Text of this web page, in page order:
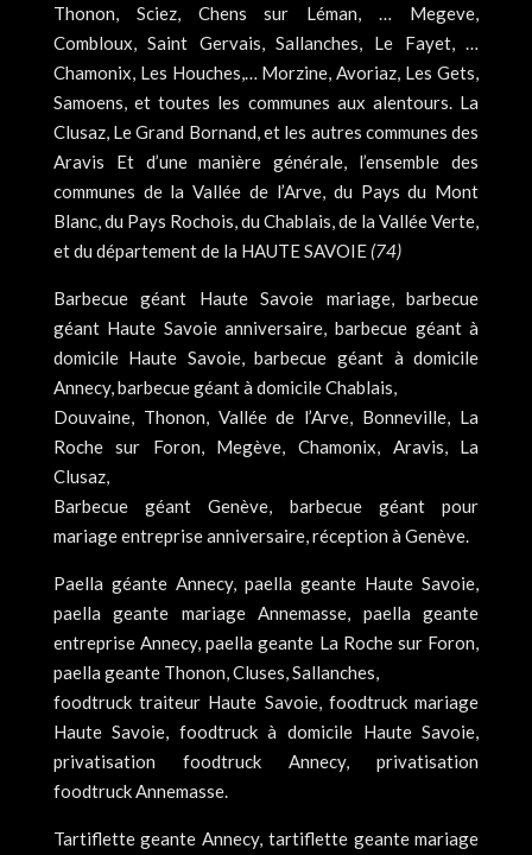
Thonon, Sciez, Chens sur Léman, … Megeve,
Combloux, Saint Gervais, Sallanches, Le Fayet, …
Chamonix, Les Houches,… Morzine, Avoriaz, Les Gets,
Samoens, et toutes les communes aux alentours. La
Clusaz, Le Grand Bornand, et les autres communes des
Aravis Et d’une manière générale, l’ensemble des
communes de la Vallée de l’Arve, du Pays du Mont
Blanc, du Pays Rochois, du Chablais, de la Vallée Verte,
et du département de la HAUTE SAVOIE (74)
Barbecue géant Haute Savoie mariage, barbecue
géant Haute Savoie anniversaire, barbecue géant à
domicile Haute Savoie, barbecue géant à domicile
Annecy, barbecue géant à domicile Chablais,
Douvaine, Thonon, Vallée de l’Arve, Bonneville, La
Roche sur Foron, Megève, Chamonix, Aravis, La
Clusaz,
Barbecue géant Genève, barbecue géant pour
mariage entreprise anniversaire, réception à Genève.
Paella géante Annecy, paella geante Haute Savoie,
paella geante mariage Annemasse, paella geante
entreprise Annecy, paella geante La Roche sur Foron,
paella geante Thonon, Cluses, Sallanches,
foodtruck traiteur Haute Savoie, foodtruck mariage
Haute Savoie, foodtruck à domicile Haute Savoie,
privatisation foodtruck Annecy, privatisation
foodtruck Annemasse.
Tartiflette geante Annecy, tartiflette geante mariage